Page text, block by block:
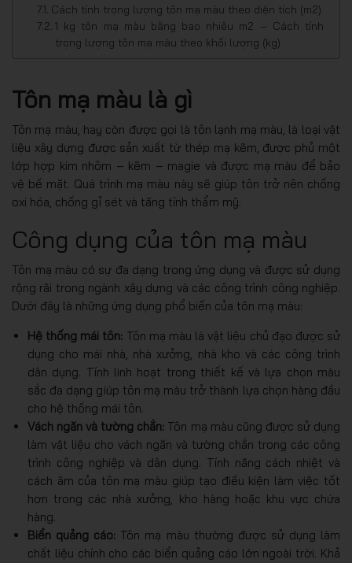
Cách tính trọng lượng tôn mạ màu theo diện tích (m2)
1 kg tôn mạ màu bằng bao nhiêu m2 – Cách tính
trọng lượng tôn mạ màu theo khối lượng (kg)
Tôn mạ màu là gì
Tôn mạ màu, hay còn được gọi là tôn lạnh mạ màu, là loại vật
liệu xây dựng được sản xuất từ thép mạ kẽm, được phủ một
lớp hợp kim nhôm – kẽm – magie và được mạ màu để bảo
vệ bề mặt. Quá trình mạ màu này sẽ giúp tôn trở nên chống
oxi hóa, chống gỉ sét và tăng tính thẩm mỹ.
Công dụng của tôn mạ màu
Tôn mạ màu có sự đa dạng trong ứng dụng và được sử dụng
rộng rãi trong ngành xây dựng và các công trình công nghiệp.
Dưới đây là những ứng dụng phổ biến của tôn mạ màu:
Hệ thống mái tôn: Tôn mạ màu là vật liệu chủ đạo được sử
dụng cho mái nhà, nhà xưởng, nhà kho và các công trình
dân dụng. Tính linh hoạt trong thiết kế và lựa chọn màu
sắc đa dạng giúp tôn mạ màu trở thành lựa chọn hàng đầu
cho hệ thống mái tôn.
Vách ngăn và tường chắn: Tôn mạ màu cũng được sử dụng
làm vật liệu cho vách ngăn và tường chắn trong các công
trình công nghiệp và dân dụng. Tính năng cách nhiệt và
cách âm của tôn mạ màu giúp tạo điều kiện làm việc tốt
hơn trong các nhà xưởng, kho hàng hoặc khu vực chứa
hàng.
Biển quảng cáo: Tôn mạ màu thường được sử dụng làm
chất liệu chính cho các biển quảng cáo lớn ngoài trời. Khả